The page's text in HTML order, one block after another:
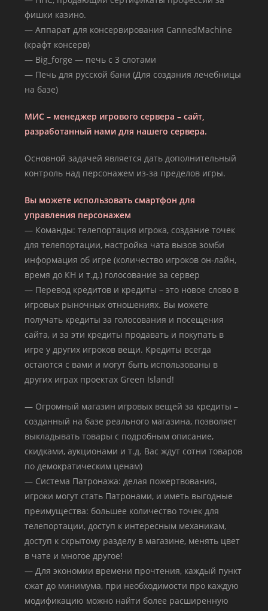
фишки казино.
— Аппарат для консервирования CannedMachine
(крафт консерв)
— Big_forge — печь с 3 слотами
— Печь для русской бани (Для создания лечебницы
на базе)
МИС – менеджер игрового сервера – сайт,
разработанный нами для нашего сервера.
Основной задачей является дать дополнительный
контроль над персонажем из-за пределов игры.
Вы можете использовать смартфон для
управления персонажем
— Команды: телепортация игрока, создание точек
для телепортации, настройка чата вызов зомби
информация об игре (количество игроков он-лайн,
время до КН и т.д.) голосование за сервер
— Перевод кредитов и кредиты – это новое слово в
игровых рыночных отношениях. Вы можете
получать кредиты за голосования и посещения
сайта, и за эти кредиты продавать и покупать в
игре у других игроков вещи. Кредиты всегда
остаются с вами и могут быть использованы в
других играх проектах Green Island!
— Огромный магазин игровых вещей за кредиты –
созданный на базе реального магазина, позволяет
выкладывать товары с подробным описание,
скидками, аукционами и т.д. Вас ждут сотни товаров
по демократическим ценам)
— Система Патронажа: делая пожертвования,
игроки могут стать Патронами, и иметь выгодные
преимущества: большее количество точек для
телепортации, доступ к интересным механикам,
доступ к скрытому разделу в магазине, менять цвет
в чате и многое другое!
— Для экономии времени прочтения, каждый пункт
сжат до минимума, при необходимости про каждую
модификацию можно найти более расширенную